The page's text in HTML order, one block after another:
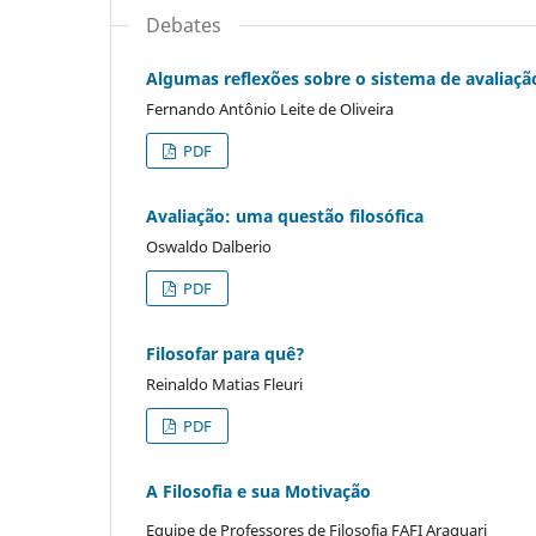
Debates
Algumas reflexões sobre o sistema de
Fernando Antônio Leite de Oliveira
PDF
Avaliação: uma questão filosófica
Oswaldo Dalberio
PDF
Filosofar para quê?
Reinaldo Matias Fleuri
PDF
A Filosofia e sua Motivação
Equipe de Professores de Filosofia FAFI Araguari